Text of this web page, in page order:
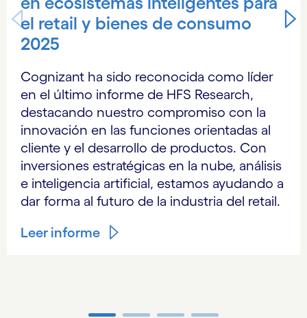
el retail y bienes de consumo
2025
Cognizant ha sido reconocida como líder
en el último informe de HFS Research,
destacando nuestro compromiso con la
innovación en las funciones orientadas al
cliente y el desarrollo de productos. Con
inversiones estratégicas en la nube, análisis
e inteligencia artificial, estamos ayudando a
dar forma al futuro de la industria del retail.
Leer informe